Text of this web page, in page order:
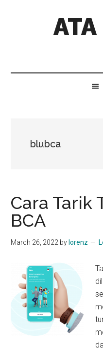
ATA
blubca
Cara Tarik
BCA
March 26, 2022 by lorenz